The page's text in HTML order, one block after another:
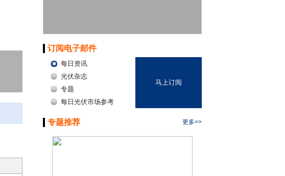
订阅电子邮件
每日资讯
光伏杂志
专题
每日光伏市场参考
马上订阅
专题推荐 更多>>